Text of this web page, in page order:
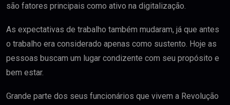
são fatores principais como ativo na digitalização.
As expectativas de trabalho também mudaram, já que antes
o trabalho era considerado apenas como sustento. Hoje as
pessoas buscam um lugar condizente com seu propósito e
bem estar.
Grande parte dos seus funcionários que vivem a Revolução